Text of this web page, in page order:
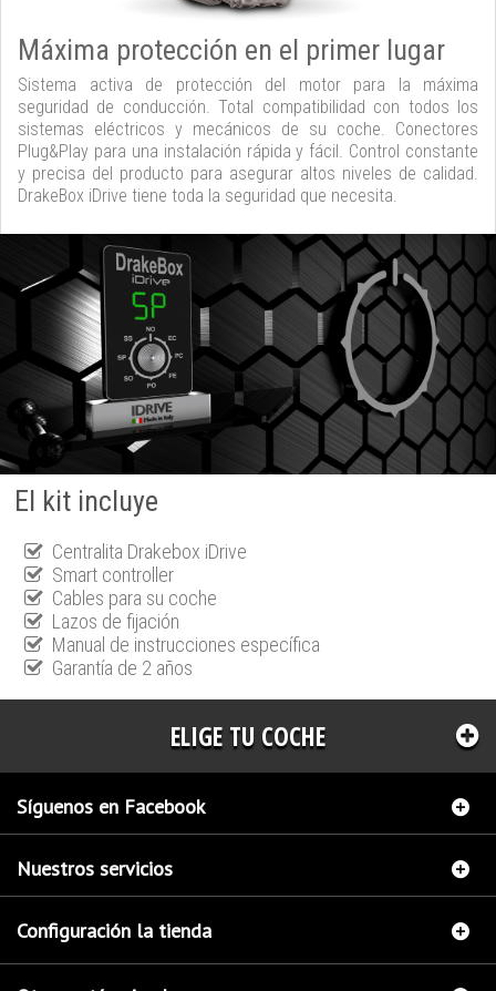
Máxima protección en el primer lugar
Sistema activa de protección del motor para la máxima
seguridad de conducción. Total compatibilidad con todos los
sistemas eléctricos y mecánicos de su coche. Conectores
Plug&Play para una instalación rápida y fácil. Control constante
y precisa del producto para asegurar altos niveles de calidad.
DrakeBox iDrive tiene toda la seguridad que necesita.
El kit incluye
Centralita Drakebox iDrive
Smart controller
Cables para su coche
Lazos de fijación
Manual de instrucciones específica
Garantía de 2 años
ELIGE TU COCHE
Síguenos en Facebook
Nuestros servicios
Configuración la tienda